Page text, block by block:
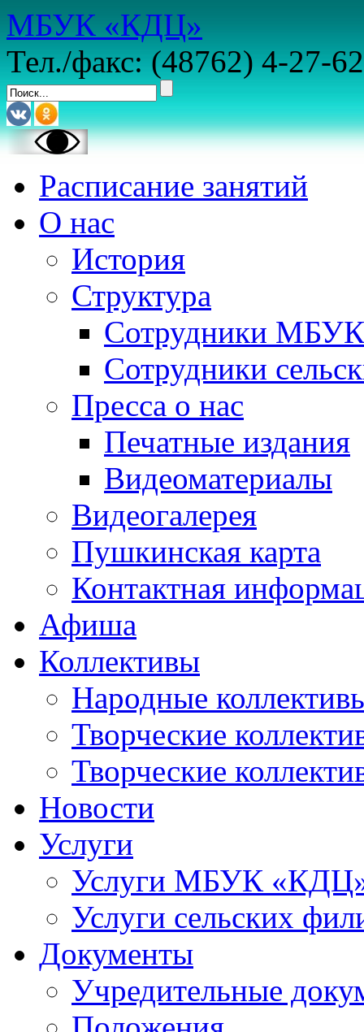
МБУК «КДЦ»
Тел./факс: (48762) 4-27-62
Расписание занятий
О нас
История
Структура
Сотрудники
Сотрудники
Пресса о нас
Печатные издания
Видеоматериалы
Видеогалерея
Пушкинская карта
Контактная
Афиша
Коллективы
Народные
Творческие
Творческие
Новости
Услуги
Услуги МБУК
Услуги сельских
Документы
Учредительные